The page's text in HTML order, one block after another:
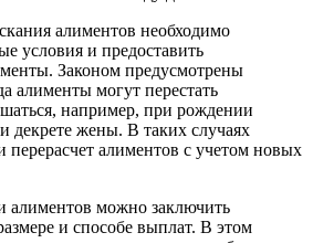
алиментов необходимо
условия и предоставить
Законом предусмотрены
алименты могут перестать
например, при рождении
декрете жены. В таких случаях
перерасчет алиментов с учетом новых
алиментов можно заключить
и способе выплат. В этом